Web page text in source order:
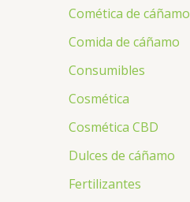
Comética de cáñamo
Comida de cáñamo
Consumibles
Cosmética
Cosmética CBD
Dulces de cáñamo
Fertilizantes